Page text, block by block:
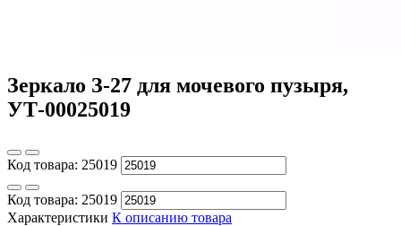
Зеркало З-27 для мочевого пузыря,
УТ-00025019
Код товара: 25019
Код товара: 25019
Характеристики К описанию товара